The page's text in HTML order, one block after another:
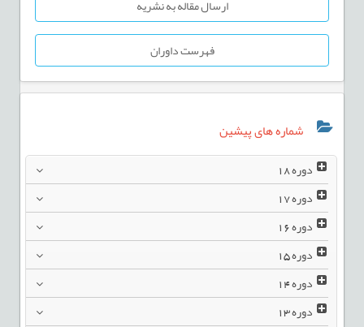
ارسال مقاله به نشریه
فهرست داوران
شماره های پیشین
دوره18
دوره17
دوره16
دوره15
دوره14
دوره13